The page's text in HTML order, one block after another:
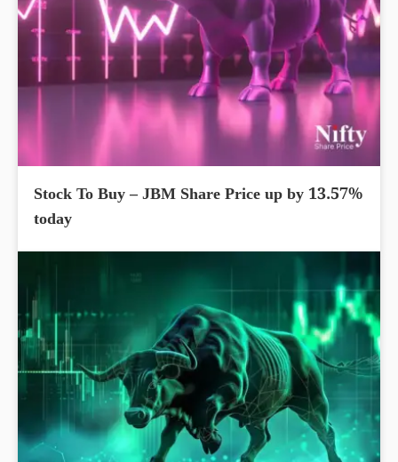
Stock To Buy – JBM Share Price up by 13.57%
today